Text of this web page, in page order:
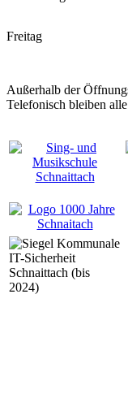
Freitag
Außerhalb der
Telefonisch bleiben